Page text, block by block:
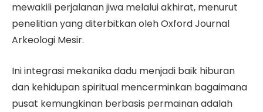
mewakili perjalanan jiwa melalui akhirat, menurut
penelitian yang diterbitkan oleh Oxford Journal
Arkeologi Mesir.
Ini integrasi mekanika dadu menjadi baik hiburan
dan kehidupan spiritual mencerminkan bagaimana
pusat kemungkinan berbasis permainan adalah